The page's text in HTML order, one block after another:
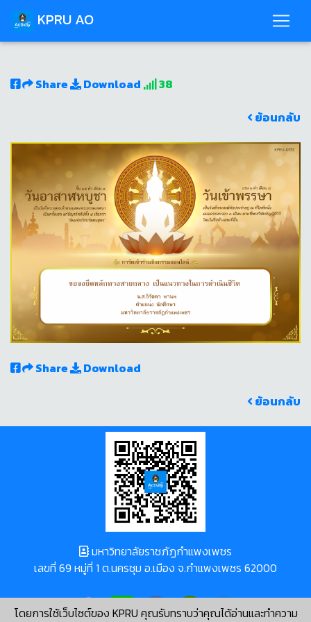
KPRU AO
Share Download
38
ย้อนกลับ
Share
Download
ย้อนกลับ
โดยการใช้เว็บไซต์ของ KPRU คุณรับทราบว่าคุณได้อ่านและทำความ
มหาวิทยาลัยราชภัฏกำแพงเพชร
เลขที่ 69 หมู่ที่ 1 ต.นครชุม อ.เมือง จ.กำแพงเพชร 62000